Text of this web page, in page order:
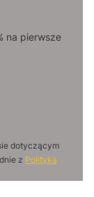
na pierwsze
dotyczącym
z Polityką